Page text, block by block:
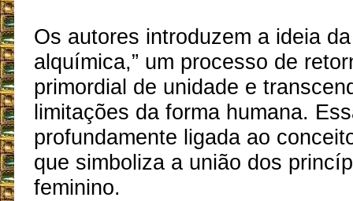
Os autores introduzem a ideia
alquímica,” um processo de
primordial de unidade e
limitações da forma humana.
profundamente ligada ao
que simboliza a união dos
feminino.